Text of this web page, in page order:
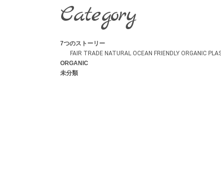
Category
7つのストーリー
FAIR TRADE NATURAL OCEAN FRIENDLY ORGANIC
ORGANIC
未分類